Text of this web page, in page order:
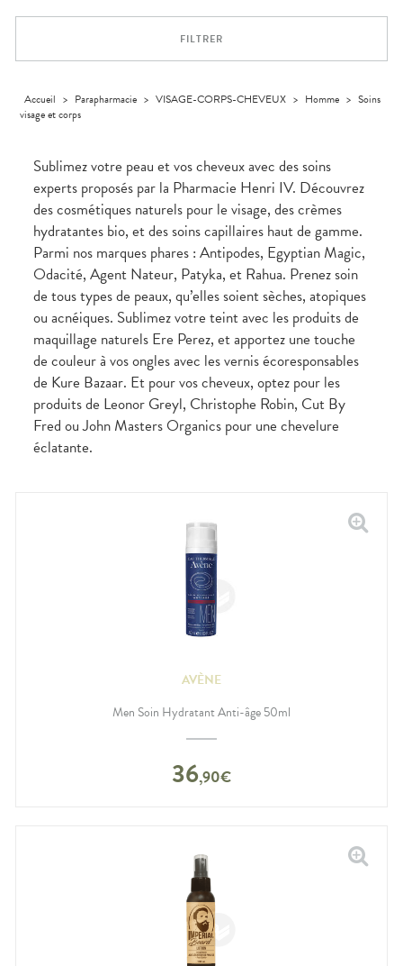
pharmacie
Solaire
NOTRE
DE GARDE
APPLICATION
FILTRER
Accueil > Parapharmacie > VISAGE-CORPS-CHEVEUX > Homme > Soins
visage et corps
Sublimez votre peau et vos cheveux avec des soins
experts proposés par la Pharmacie Henri IV. Découvrez
des cosmétiques naturels pour le visage, des crèmes
hydratantes bio, et des soins capillaires haut de gamme.
Parmi nos marques phares : Antipodes, Egyptian Magic,
Odacité, Agent Nateur, Patyka, et Rahua. Prenez soin
de tous types de peaux, qu’elles soient sèches, atopiques
ou acnéiques. Sublimez votre teint avec les produits de
maquillage naturels Ere Perez, et apportez une touche
de couleur à vos ongles avec les vernis écoresponsables
de Kure Bazaar. Et pour vos cheveux, optez pour les
produits de Leonor Greyl, Christophe Robin, Cut By
Fred ou John Masters Organics pour une chevelure
éclatante.
AVÈNE
Men Soin Hydratant Anti-âge 50ml
36,90€